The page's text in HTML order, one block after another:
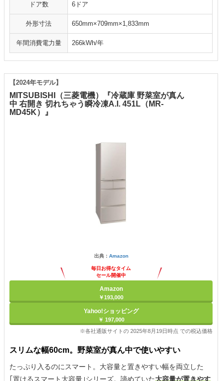
ドア数 6ドア
外形寸法 650mm×709mm×1,833mm
年間消費電力量 266kWh/年
MITSUBISHI（三菱電機）『冷蔵庫 野菜室が真ん
中 右開き 切れちゃう瞬冷凍A.I. 451L（MR-
MD45K）』
【2024年モデル】
出典： Amazon
毎日お得なタイム
セール開催中
Amazon
￥193,000
Yahoo!ショッピング
￥ 197,000
※各社通販サイトの 2025年8月19日時点 での税込価格
スリムな幅60cm。野菜室が真ん中で使いやすい
たっぷり入るのにスマート。大容量と置きやすい幅を両立した
｢置けるスマート大容量｣シリーズ。諦めていた大容量が置きやす